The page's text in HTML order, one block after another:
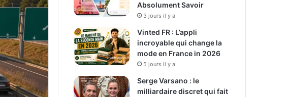
Absolument Savoir
3 jours il y a
Vinted FR : L’appli
incroyable qui change la
mode en France in 2026
5 jours il y a
Serge Varsano : le
milliardaire discret qui fait